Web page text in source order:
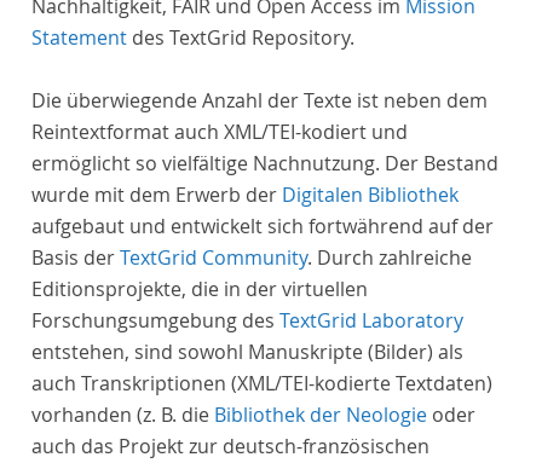
Nachhaltigkeit, FAIR und Open Access im Mission
Statement des TextGrid Repository.
Die überwiegende Anzahl der Texte ist neben dem
Reintextformat auch XML/TEI-kodiert und
ermöglicht so vielfältige Nachnutzung. Der Bestand
wurde mit dem Erwerb der Digitalen Bibliothek
aufgebaut und entwickelt sich fortwährend auf der
Basis derTextGrid Community. Durch zahlreiche
Editionsprojekte, die in der virtuellen
Forschungsumgebung des TextGrid Laboratory
entstehen, sind sowohl Manuskripte (Bilder) als
auch Transkriptionen (XML/TEI-kodierte Textdaten)
vorhanden (z. B. die Bibliothek der Neologie oder
auch das Projekt zur deutsch-französischen